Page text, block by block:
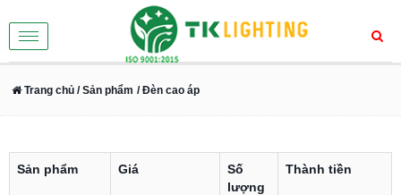
Toggle
navigation
Trang chủ / Sản phẩm / Đèn cao áp
Sản phẩm Giá
Số
lượng
Thành tiền